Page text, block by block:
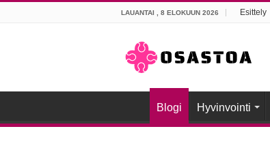
LAUANTAI , 8 ELOKUUN 2026 Esittely
Blogi Hyvinvointi